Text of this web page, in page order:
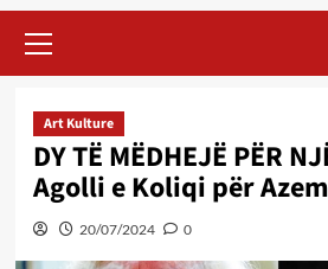
Menu
Art Kulture
DY TË MËDHEJË PËR
Agolli e Koliqi për
20/07/2024 0